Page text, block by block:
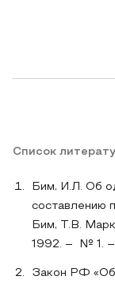
Список
Бим, И.Л. Об
составлению
Бим, Т.В.
1992. – № 1. –
Закон РФ «Об